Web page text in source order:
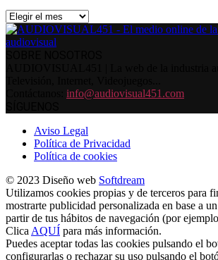
Archivos
info@audiovisual451.com
Aviso Legal
Política de Privacidad
Política de cookies
© 2023 Diseño web Softdream
Utilizamos cookies propias y de terceros para
mostrarte publicidad personalizada en base a
partir de tus hábitos de navegación (por
Clica AQUÍ para más información.
Puedes aceptar todas las cookies pulsando el
configurarlas o rechazar su uso pulsando el